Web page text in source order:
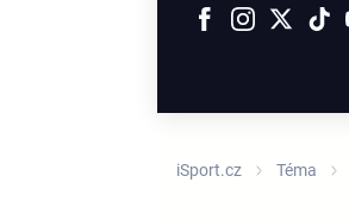
iSport.cz Téma